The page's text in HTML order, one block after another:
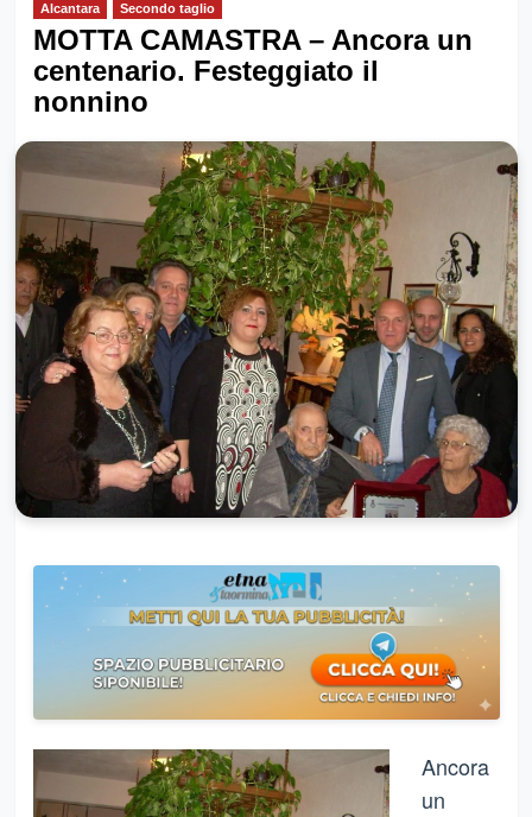
Alcantara Secondo taglio
MOTTA CAMASTRA – Ancora un
centenario. Festeggiato il
nonnino
Ancora
un